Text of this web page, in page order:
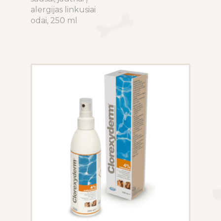
chosen
on
the
product
page
alergijas linkusiai
odai, 250 ml